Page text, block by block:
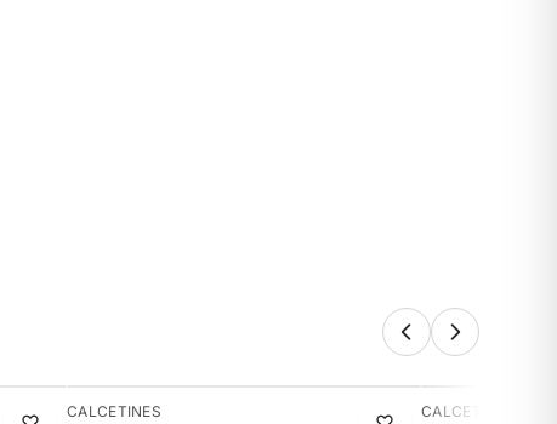
-13%
CALCETINES -14%
CALCETINES